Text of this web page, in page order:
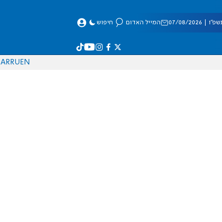
08/2026 המייל האדום חיפוש
EN
RU
AR